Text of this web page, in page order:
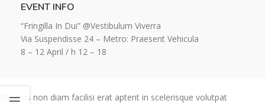
EVENT INFO
“Fringilla In Dui” @Vestibulum Viverra
Via Suspendisse 24 – Metro: Praesent Vehicula
8 – 12 April / h 12 – 18
Dis cras non diam facilisi erat aptent in scelerisque volutpat